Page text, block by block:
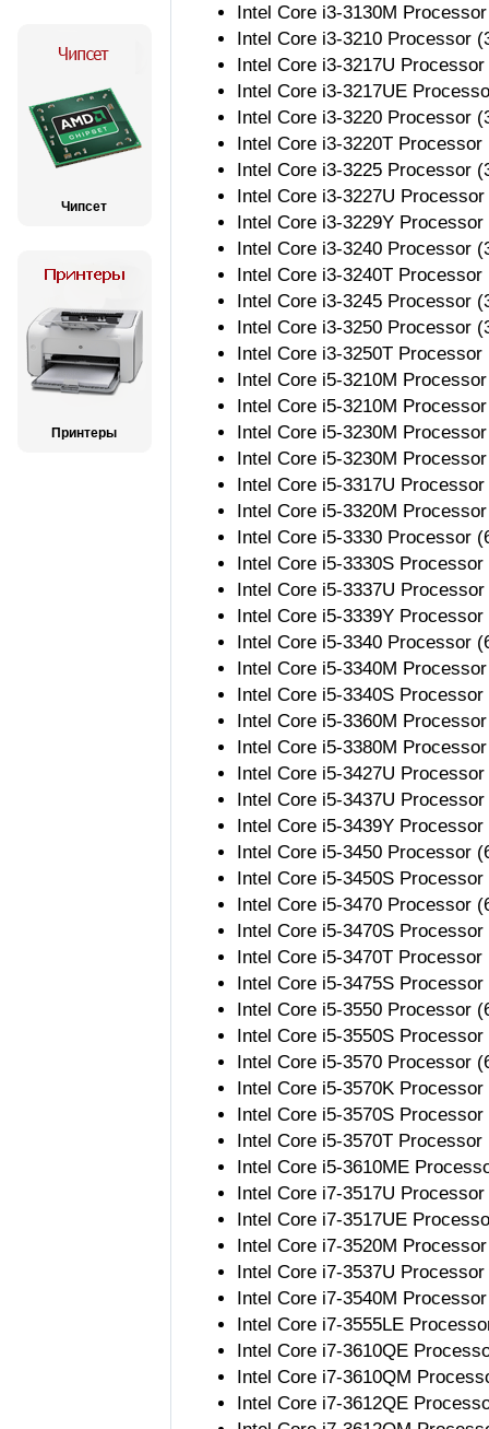
Чипсет
Принтеры
Intel Core i3-3130M
Intel Core i3-3210 Processor
Intel Core i3-3217U
Intel Core i3-3217UE
Intel Core i3-3220 Processor
Intel Core i3-3220T
Intel Core i3-3225 Processor
Intel Core i3-3227U
Intel Core i3-3229Y
Intel Core i3-3240 Processor
Intel Core i3-3240T
Intel Core i3-3245 Processor
Intel Core i3-3250 Processor
Intel Core i3-3250T
Intel Core i5-3210M
Intel Core i5-3210M
Intel Core i5-3230M
Intel Core i5-3230M
Intel Core i5-3317U
Intel Core i5-3320M
Intel Core i5-3330 Processor
Intel Core i5-3330S
Intel Core i5-3337U
Intel Core i5-3339Y
Intel Core i5-3340 Processor
Intel Core i5-3340M
Intel Core i5-3340S
Intel Core i5-3360M
Intel Core i5-3380M
Intel Core i5-3427U
Intel Core i5-3437U
Intel Core i5-3439Y
Intel Core i5-3450 Processor
Intel Core i5-3450S
Intel Core i5-3470 Processor
Intel Core i5-3470S
Intel Core i5-3470T
Intel Core i5-3475S
Intel Core i5-3550 Processor
Intel Core i5-3550S
Intel Core i5-3570 Processor
Intel Core i5-3570K
Intel Core i5-3570S
Intel Core i5-3570T
Intel Core i5-3610ME
Intel Core i7-3517U
Intel Core i7-3517UE
Intel Core i7-3520M
Intel Core i7-3537U
Intel Core i7-3540M
Intel Core i7-3555LE
Intel Core i7-3610QE
Intel Core i7-3610QM
Intel Core i7-3612QE